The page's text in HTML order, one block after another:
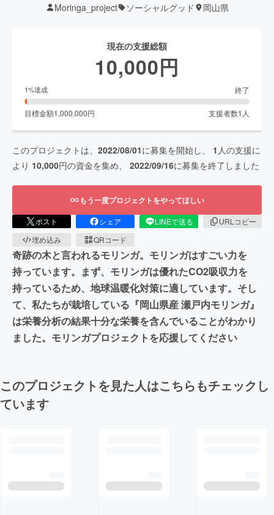
Moringa_project ソーシャルグッド 岡山県
現在の支援総額
10,000円
1%達成 終了
目標金額1,000,000円 支援者数1 人
このプロジェクトは、 2022/08/01に募集を開始し、 1 人の支援に
より 10,000円の資金を集め、 2022/09/16に募集を終了しました
もう一度プロジェクトをやってほしい
ポスト シェア LINEで送る
URLコピー
埋め込み
QRコード
奇跡の木と言われるモリンガ。モリンガはすごい力を
持っています。まず、モリンガは優れたCO2吸収力を
持っているため、地球温暖化対策に適しています。そし
て、私たちが栽培している『岡山県産 瀬戸内モリンガ』
は栄養分析の結果十分な栄養を含んでいることがわかり
ました。モリンガプロジェクトを応援してください
このプロジェクトを見た人はこちらもチェックし
ています